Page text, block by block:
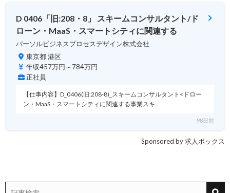
D 0406「旧:208・8」 スキームコンサルタント/ド
ローン・MaaS・スマートシティに関連する
パーソルビジネスプロセスデザイン株式会社
東京都 港区
年収457万円～784万円
正社員
【仕事内容】D_0406(旧:208-8)_スキームコンサルタント<ドロー
ン・MaaS・スマートシティに関連する事業スキ…
98日前
Sponsored by 求人ボックス